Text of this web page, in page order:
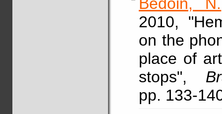
2010,
on the
place of
stops",
pp. 133-